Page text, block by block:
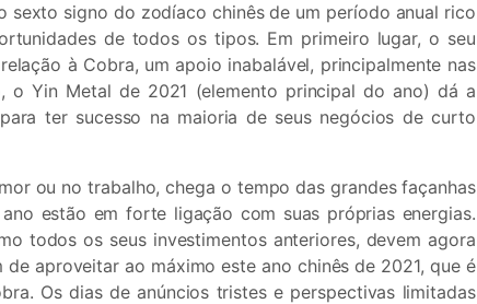
sexto signo do zodíaco chinês de um período anual rico
de todos os tipos. Em primeiro lugar, o seu
à Cobra, um apoio inabalável, principalmente nas
o Yin Metal de 2021 (elemento principal do ano) dá a
ter sucesso na maioria de seus negócios de curto
ou no trabalho, chega o tempo das grandes façanhas
estão em forte ligação com suas próprias energias.
todos os seus investimentos anteriores, devem agora
aproveitar ao máximo este ano chinês de 2021, que é
Os dias de anúncios tristes e perspectivas limitadas